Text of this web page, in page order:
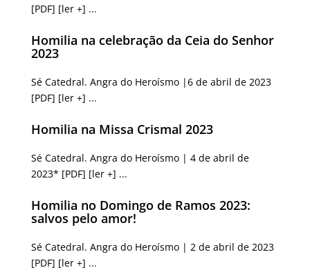
[PDF] [ler +] ...
Homilia na celebração da Ceia do Senhor
2023
Sé Catedral. Angra do Heroísmo |6 de abril de 2023
[PDF] [ler +] ...
Homilia na Missa Crismal 2023
Sé Catedral. Angra do Heroísmo | 4 de abril de
2023* [PDF] [ler +] ...
Homilia no Domingo de Ramos 2023:
salvos pelo amor!
Sé Catedral. Angra do Heroísmo | 2 de abril de 2023
[PDF] [ler +] ...